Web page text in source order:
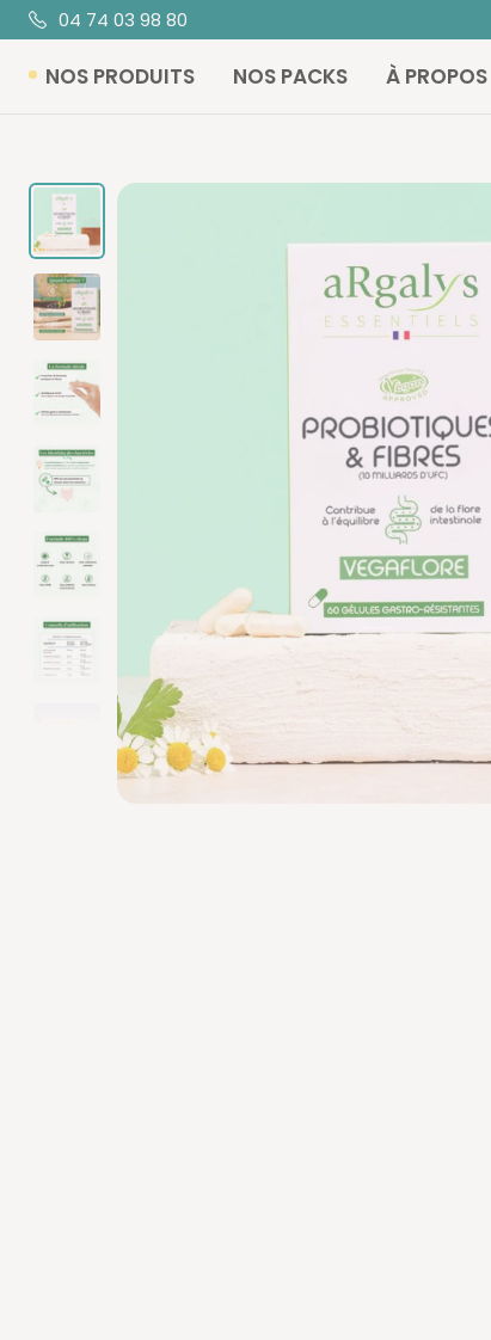
Passer
au
contenu
04 74 03 98 80
NOS PRODUITS NOS PACKS À PROPOS